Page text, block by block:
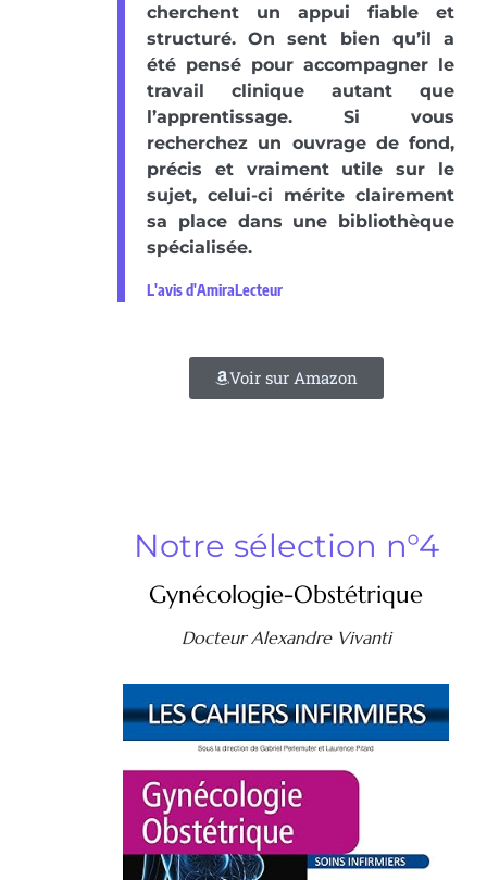
cherchent un appui fiable et
structuré. On sent bien qu’il a
été pensé pour accompagner le
travail clinique autant que
l’apprentissage. Si vous
recherchez un ouvrage de fond,
précis et vraiment utile sur le
sujet, celui-ci mérite clairement
sa place dans une bibliothèque
spécialisée.
L'avis d'AmiraLecteur
Voir sur Amazon
Notre sélection n°4
Gynécologie-Obstétrique
Docteur Alexandre Vivanti